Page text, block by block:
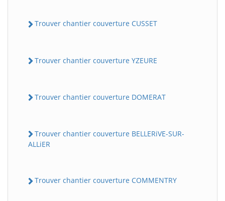
Trouver chantier couverture CUSSET
Trouver chantier couverture YZEURE
Trouver chantier couverture DOMERAT
Trouver chantier couverture BELLERiVE-SUR-
ALLiER
Trouver chantier couverture COMMENTRY